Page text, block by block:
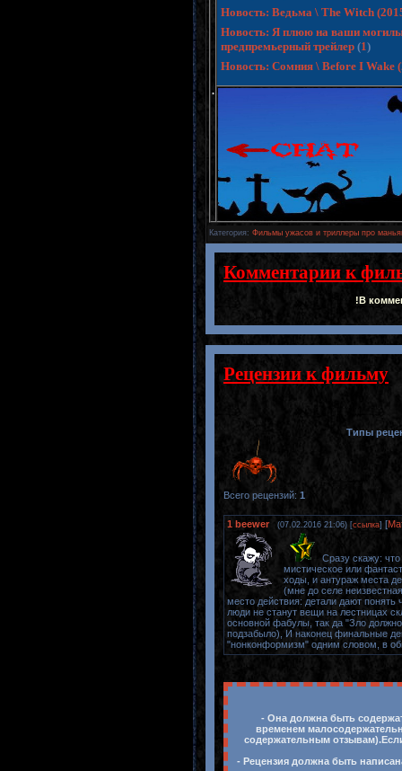
.
Новость: Ведьма \ The Witch
Новость: Я плюю на ваши
предпремьерный трейлер (1)
Новость: Сомния \ Before I Wake
Категория: Фильмы ужасов и триллеры про
Комментарии к
!В
Рецензии к фильму
Типы
Всего рецензий: 1
1 beewer (07.02.2016 21:06) [ссылка] [
Сразу скажу:
мистическое или
ходы, и антураж места
(мне до селе
место действия: детали дают
люди не станут вещи на лестницах
основной фабулы, так да "Зло
подзабыло), И наконец финальные
"нонконформизм" одним словом, в
- Она должна быть
временем
содержательным
- Рецензия должна быть